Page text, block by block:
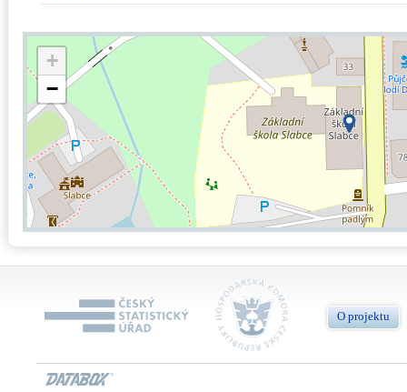
+
−
O projektu